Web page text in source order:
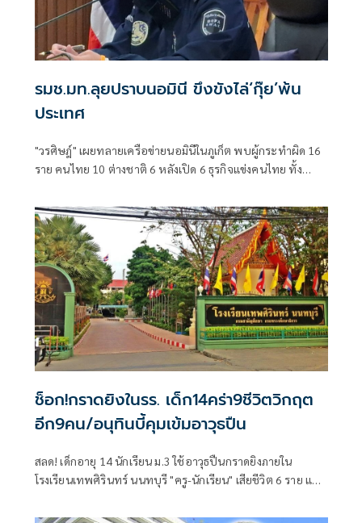
รมช.มท.ลุยปราบนอมินี ขึงขังไล่‘กุ๊ย’พ้น
ประเทศ
"วรศิษฎ์" เผยทลายเครือข่ายนอมินีในภูเก็ต พบผู้กระทำผิด 16
ราย คนไทย 10 ต่างชาติ 6 หลังเปิด 6 ธุรกิจแข่งคนไทย ทั้ง
ช็อก!กราดยิงในรร. เด็ก14คร่า9ชีวิตวิกฤต
อีก9คน/อนุทินบี้คุมเข้มอาวุธปืน
สลด! เด็กอายุ 14 นักเรียน ม.3 ใช้อาวุธปืนกราดยิงภายใน
โรงเรียนเทพศิรินทร์ นนทบุรี "ครู-นักเรียน" เสียชีวิต 6 ราย และ